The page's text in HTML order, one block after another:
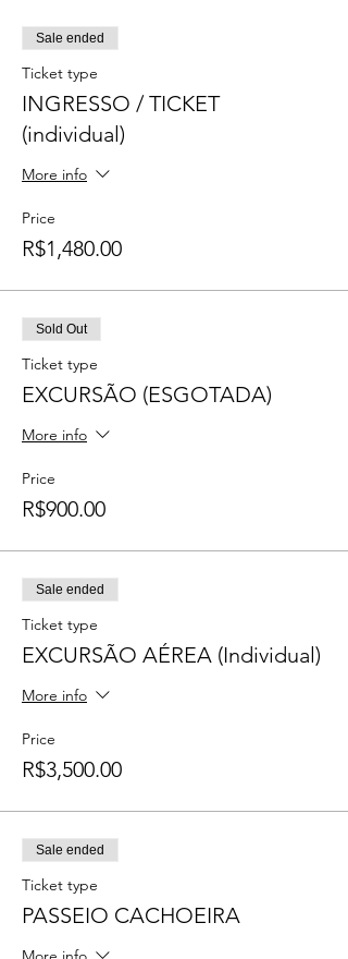
Sale ended
Ticket type
INGRESSO / TICKET
(individual)
More info
Price
R$1,480.00
Sold Out
Ticket type
EXCURSÃO (ESGOTADA)
More info
Price
R$900.00
Sale ended
Ticket type
EXCURSÃO AÉREA (Individual)
More info
Price
R$3,500.00
Sale ended
Ticket type
PASSEIO CACHOEIRA